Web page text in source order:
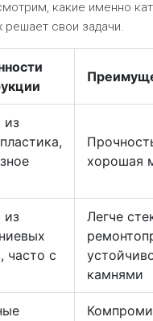
какие именно
свои задачи.
из
хорошая
из
часто с
Легче
камнями